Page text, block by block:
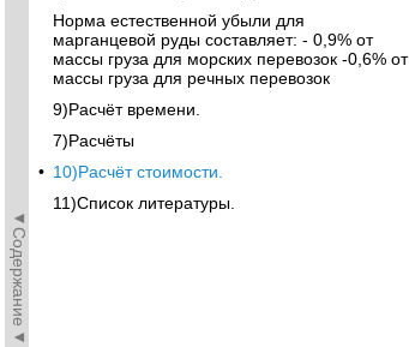
◄Содержание◄
Норма естественной убыли для
марганцевой руды составляет: - 0,9% от
массы груза для морских перевозок -0,6% от
массы груза для речных перевозок
9)Расчёт времени.
7)Расчёты
• 10)Расчёт стоимости.
11)Список литературы.